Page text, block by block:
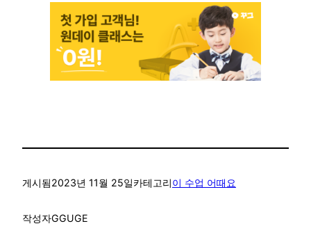
게시됨2023년 11월 25일카테고리이 수업 어때요
작성자GGUGE